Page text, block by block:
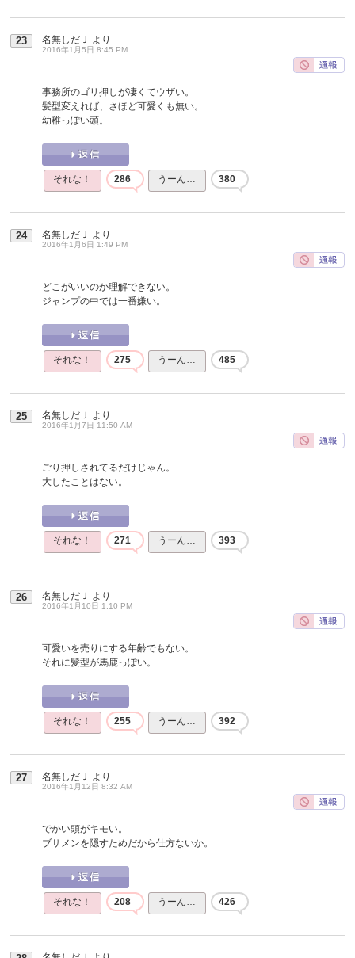
23 名無しだＪ より
2016年1月5日 8:45 PM
事務所のゴリ押しが凄くてウザい。
髪型変えれば、さほど可愛くも無い。
幼稚っぽい頭。
それな！ 286 うーん… 380
24 名無しだＪ より
2016年1月6日 1:49 PM
どこがいいのか理解できない。
ジャンプの中では一番嫌い。
それな！ 275 うーん… 485
25 名無しだＪ より
2016年1月7日 11:50 AM
ごり押しされてるだけじゃん。
大したことはない。
それな！ 271 うーん… 393
26 名無しだＪ より
2016年1月10日 1:10 PM
可愛いを売りにする年齢でもない。
それに髪型が馬鹿っぽい。
それな！ 255 うーん… 392
27 名無しだＪ より
2016年1月12日 8:32 AM
でかい頭がキモい。
ブサメンを隠すためだから仕方ないか。
それな！ 208 うーん… 426